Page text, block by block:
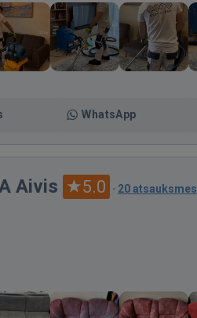
WhatsApp
Aivis 5.0 · 20 atsauksmes